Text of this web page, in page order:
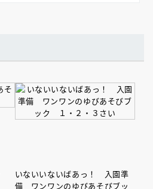
いないいないばあっ！ 入園準
備 ワンワンのゆびあそびブッ